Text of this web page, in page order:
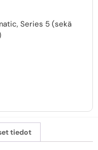
Series 5 (sekä
tiedot